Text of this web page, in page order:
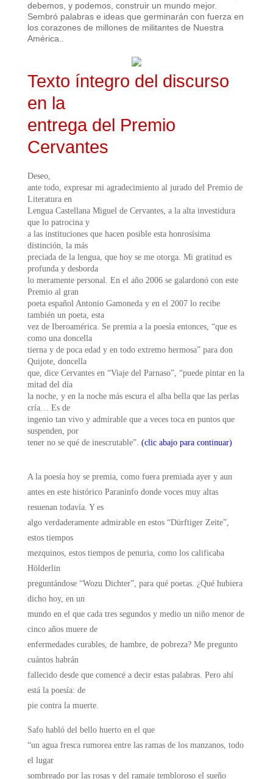
debemos, y podemos, construir un mundo mejor.
Sembró palabras e ideas que germinarán con fuerza en
los corazones de millones de militantes de Nuestra
América..
Texto íntegro del discurso
en la
entrega del Premio
Cervantes
Deseo,
ante todo, expresar mi agradecimiento al jurado del Premio de
Literatura en
Lengua Castellana Miguel de Cervantes, a la alta investidura
que lo patrocina y
a las instituciones que hacen posible esta honrosísima
distinción, la más
preciada de la lengua, que hoy se me otorga. Mi gratitud es
profunda y desborda
lo meramente personal. En el año 2006 se galardonó con este
Premio al gran
poeta español Antonio Gamoneda y en el 2007 lo recibe
también un poeta, esta
vez de Iberoamérica. Se premia a la poesía entonces, “que es
como una doncella
tierna y de poca edad y en todo extremo hermosa” para don
Quijote, doncella
que, dice Cervantes en “Viaje del Parnaso”, “puede pintar en la
mitad del día
la noche, y en la noche más escura el alba bella que las perlas
cría… Es de
ingenio tan vivo y admirable que a veces toca en puntos que
suspenden, por
tener no se qué de inescrutable”. (clic abajo para continuar)
A la poesía hoy se premia, como fuera premiada ayer y aun
antes en este histórico Paraninfo donde voces muy altas
resuenan todavía. Y es
algo verdaderamente admirable en estos “Dürftiger Zeite”,
estos tiempos
mezquinos, estos tiempos de penuria, como los calificaba
Hölderlin
preguntándose “Wozu Dichter”, para qué poetas. ¿Qué hubiera
dicho hoy, en un
mundo en el que cada tres segundos y medio un niño menor de
cinco años muere de
enfermedades curables, de hambre, de pobreza? Me pregunto
cuántos habrán
fallecido desde que comencé a decir estas palabras. Pero ahí
está la poesía: de
pie contra la muerte.
Safo habló del bello huerto en el que
“un agua fresca rumorea entre las ramas de los manzanos, todo
el lugar
sombreado por las rosas y del ramaje tembloroso el sueño